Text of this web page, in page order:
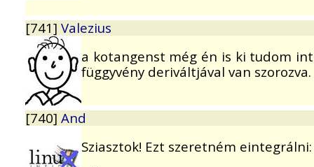
[741] Valezius
a kotangenst még én is ki tudom
függyvény deriváltjával van
[740] And
Sziasztok! Ezt szeretném eintegrálni: